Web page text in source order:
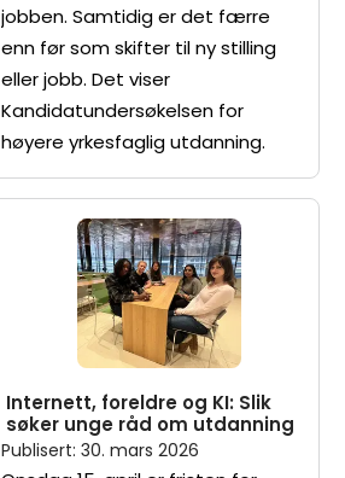
jobben. Samtidig er det færre
enn før som skifter til ny stilling
eller jobb. Det viser
Kandidatundersøkelsen for
høyere yrkesfaglig utdanning.
Internett, foreldre og KI: Slik
søker unge råd om utdanning
Publisert: 30. mars 2026